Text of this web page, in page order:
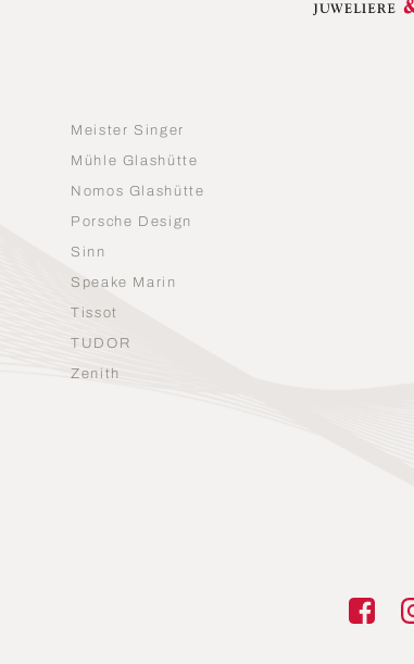
Meister Singer
Mühle Glashütte
Nomos Glashütte
Porsche Design
Sinn
Speake Marin
Tissot
TUDOR
Zenith